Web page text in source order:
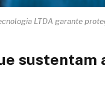
LTDA garante
sustentam